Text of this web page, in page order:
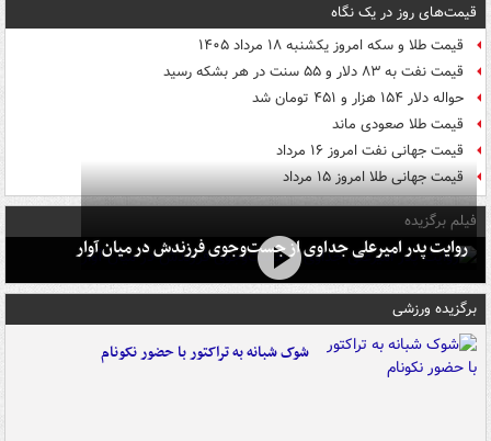
قیمت‌های روز در یک نگاه
قیمت طلا و سکه امروز یکشنبه ۱۸ مرداد ۱۴۰۵
قیمت نفت به ۸۳ دلار و ۵۵ سنت در هر بشکه رسید
حواله دلار ۱۵۴ هزار و ۴۵۱ تومان شد
قیمت طلا صعودی ماند
قیمت جهانی نفت امروز ۱۶ مرداد
قیمت جهانی طلا امروز ۱۵ مرداد
فیلم برگزیده
روایت پدر امیرعلی جداوی از جست‌وجوی فرزندش در میان آوار
برگزیده ورزشی
شوک شبانه به تراکتور با حضور نکونام